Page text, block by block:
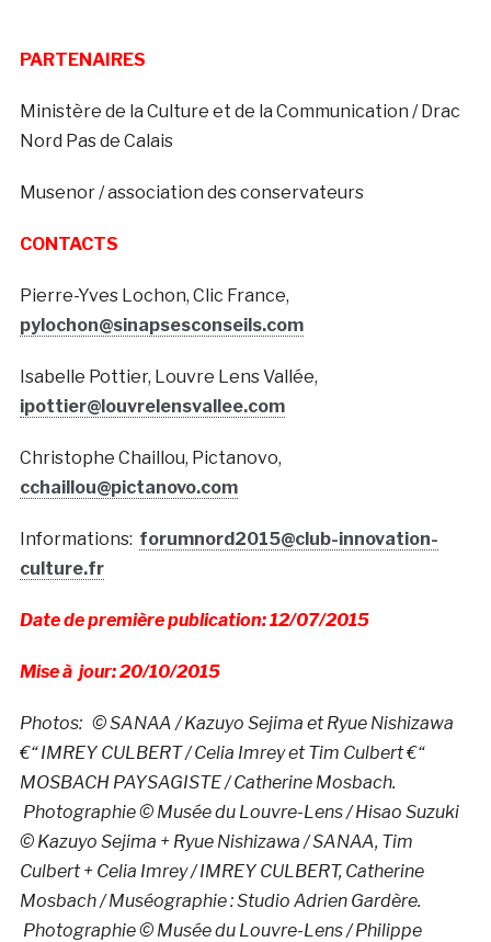
PARTENAIRES
Ministère de la Culture et de la Communication / Drac
Nord Pas de Calais
Musenor / association des conservateurs
CONTACTS
Pierre-Yves Lochon, Clic France,
pylochon@sinapsesconseils.com
Isabelle Pottier, Louvre Lens Vallée,
ipottier@louvrelensvallee.com
Christophe Chaillou, Pictanovo,
cchaillou@pictanovo.com
Informations: forumnord2015@club-innovation-
culture.fr
Date de première publication: 12/07/2015
Mise à jour: 20/10/2015
Photos: © SANAA / Kazuyo Sejima et Ryue Nishizawa
€“ IMREY CULBERT / Celia Imrey et Tim Culbert €“
MOSBACH PAYSAGISTE / Catherine Mosbach.
Photographie © Musée du Louvre-Lens / Hisao Suzuki
© Kazuyo Sejima + Ryue Nishizawa / SANAA, Tim
Culbert + Celia Imrey / IMREY CULBERT, Catherine
Mosbach / Muséographie : Studio Adrien Gardère.
Photographie © Musée du Louvre-Lens / Philippe